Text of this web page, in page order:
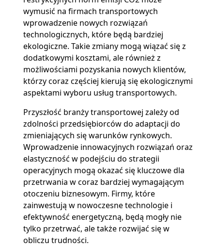
wymusić na firmach transportowych
wprowadzenie nowych rozwiązań
technologicznych, które będą bardziej
ekologiczne. Takie zmiany mogą wiązać się z
dodatkowymi kosztami, ale również z
możliwościami pozyskania nowych klientów,
którzy coraz częściej kierują się ekologicznymi
aspektami wyboru usług transportowych.
Przyszłość branży transportowej zależy od
zdolności przedsiębiorców do adaptacji do
zmieniających się warunków rynkowych.
Wprowadzenie innowacyjnych rozwiązań oraz
elastyczność w podejściu do strategii
operacyjnych mogą okazać się kluczowe dla
przetrwania w coraz bardziej wymagającym
otoczeniu biznesowym. Firmy, które
zainwestują w nowoczesne technologie i
efektywność energetyczną, będą mogły nie
tylko przetrwać, ale także rozwijać się w
obliczu trudności.